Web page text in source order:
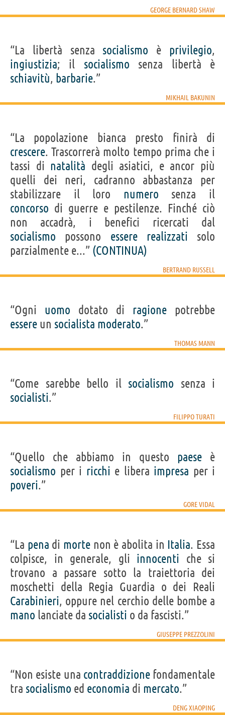
GEORGE BERNARD SHAW
“La libertà senza socialismo è privilegio,
ingiustizia; il socialismo senza libertà è
schiavitù, barbarie.”
MIKHAIL BAKUNIN
“La popolazione bianca presto finirà di
crescere. Trascorrerà molto tempo prima che i
tassi di natalità degli asiatici, e ancor più
quelli dei neri, cadranno abbastanza per
stabilizzare il loro numero senza il
concorso di guerre e pestilenze. Finché ciò
non accadrà, i benefici ricercati dal
socialismo possono essere realizzati solo
parzialmente e...” (CONTINUA)
BERTRAND RUSSELL
“Ogni uomo dotato di ragione potrebbe
essere un socialista moderato.”
THOMAS MANN
“Come sarebbe bello il socialismo senza i
socialisti.”
FILIPPO TURATI
“Quello che abbiamo in questo paese è
socialismo per i ricchi e libera impresa per i
poveri.”
GORE VIDAL
“La pena di morte non è abolita in Italia. Essa
colpisce, in generale, gli innocenti che si
trovano a passare sotto la traiettoria dei
moschetti della Regia Guardia o dei Reali
Carabinieri, oppure nel cerchio delle bombe a
mano lanciate da socialisti o da fascisti.”
GIUSEPPE PREZZOLINI
“Non esiste una contraddizionefondamentale
tra socialismo ed economia di mercato.”
DENG XIAOPING